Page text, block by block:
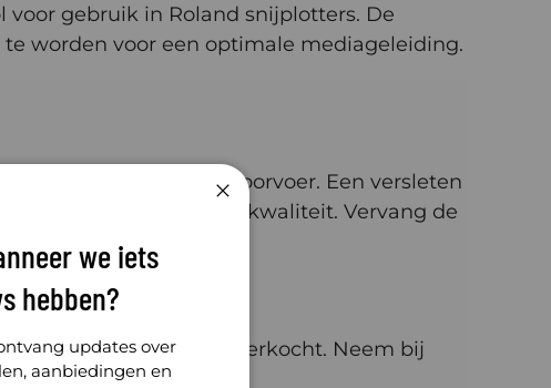
gebruik in Roland snijplotters. De
worden voor een optimale mediageleiding.
een gelijkmatige doorvoer. Een versleten
een verminderde snijkwaliteit. Vervang de
wordt per stuk verkocht. Neem bij
Sluiten
we iets
hebben?
updates over
aanbiedingen en